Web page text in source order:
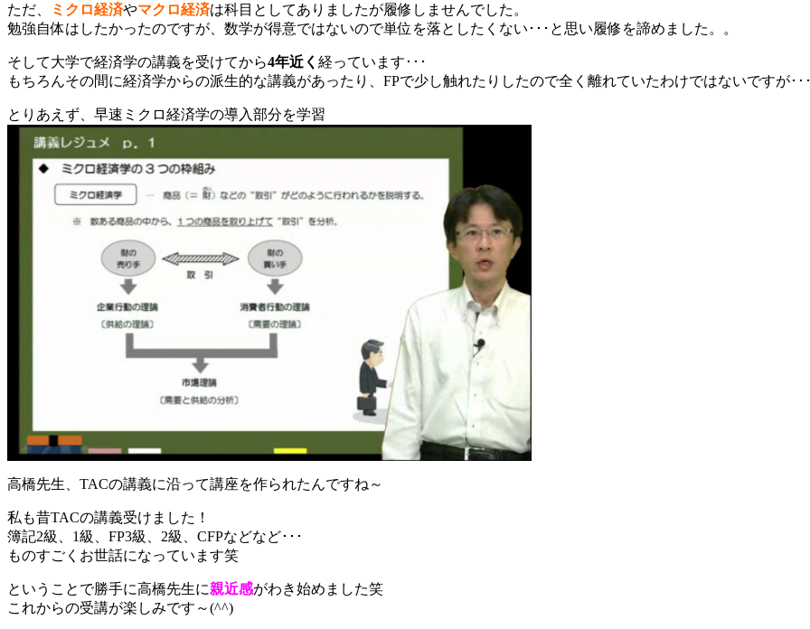
ただ、
ミクロ経済やマクロ経済は科目としてありましたが履修しませんでした。
勉強自体はしたかったのですが、数学が得意ではないので単位を落としたくない･･･と思い履修を諦めました。。
そして大学で経済学の講義を受けてから4年近く 経っています･･･
もちろんその間に経済学からの派生的な講義があったり、FPで少し触れたりしたので全く離れていたわけではないですが･･･
とりあえず、早速ミクロ経済学の導入部分を学習
高橋先生、TACの講義に沿って講座を作られたんですね～
私も昔TACの講義受けました！
簿記2級、1級、FP3級、2級、CFPなどなど･･･
ものすごくお世話になっています笑
ということで勝手に高橋先生に親近感がわき始めました笑
これからの受講が楽しみです～(^^)